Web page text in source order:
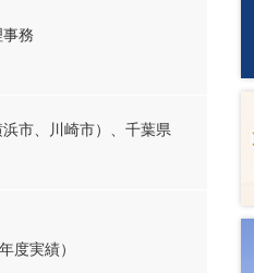
務
市、川崎市）、千葉県
度実績）